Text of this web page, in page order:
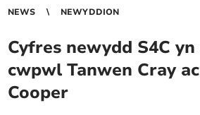
NEWS NEWYDDION
Cyfres newydd S4C
cwpwl Tanwen Cray
Cooper